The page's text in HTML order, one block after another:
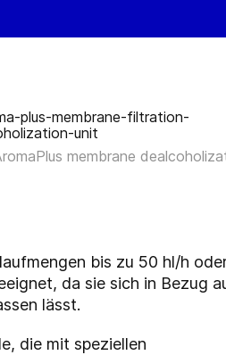
membrane
bis zu 50 hl/h
da sie sich in Bezug
lässt.
die mit speziellen